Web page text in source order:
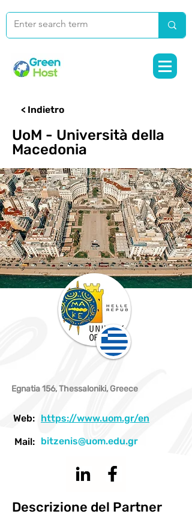
< Indietro
UoM - Università della
Macedonia
Web: https://www.uom.gr/en
Mail: bitzenis@uom.edu.gr
Egnatia 156, Thessaloniki, Greece
Descrizione del Partner